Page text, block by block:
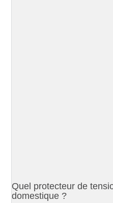
Quel protecteur de
domestique ?